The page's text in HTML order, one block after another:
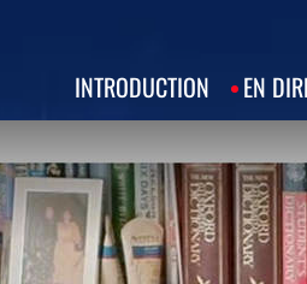
INTRODUCTION EN